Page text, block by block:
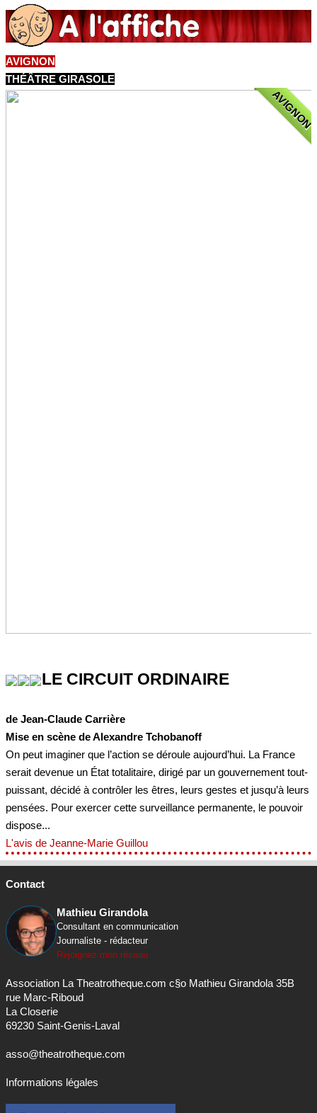
AVIGNON
THÉÂTRE GIRASOLE
AVIGNON
LE CIRCUIT ORDINAIRE
de Jean-Claude Carrière
Mise en scène de Alexandre Tchobanoff
On peut imaginer que l’action se déroule aujourd’hui. La France
serait devenue un État totalitaire, dirigé par un gouvernement tout-
puissant, décidé à contrôler les êtres, leurs gestes et jusqu’à leurs
pensées. Pour exercer cette surveillance permanente, le pouvoir
dispose...
L'avis de Jeanne-Marie Guillou
Contact
Mathieu Girandola
Consultant en communication
Journaliste - rédacteur
Rejoignez mon réseau
Association La Theatrotheque.com c§o Mathieu Girandola 35B
rue Marc-Riboud
La Closerie
69230 Saint-Genis-Laval
asso@theatrotheque.com
Informations légales